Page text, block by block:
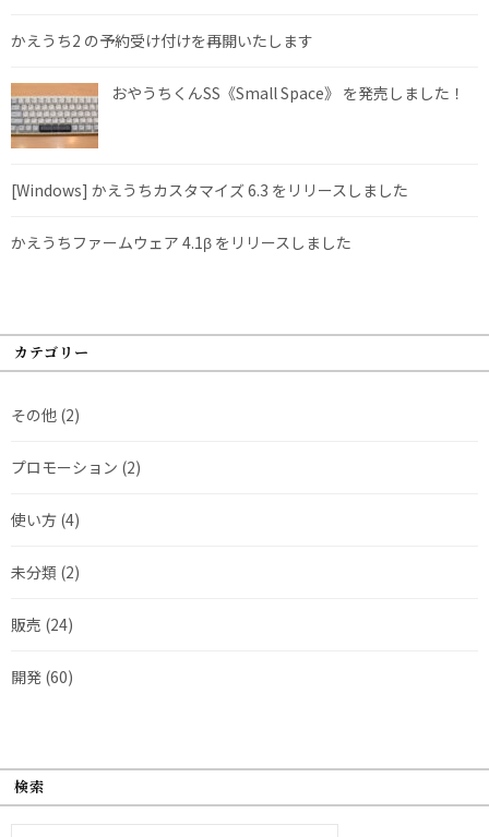
かえうち2 の予約受け付けを再開いたします
おやうちくんSS《Small Space》 を発売しました！
[Windows] かえうちカスタマイズ 6.3 をリリースしました
かえうちファームウェア 4.1β をリリースしました
カテゴリー
その他 (2)
プロモーション (2)
使い方 (4)
未分類 (2)
販売 (24)
開発 (60)
検索